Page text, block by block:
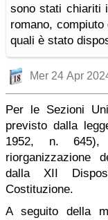
sono stati chiariti
romano,
quali è stato
Mer 24 Apr
Per le Sezioni
previsto dalla
1952, n.
riorganizzazione
dalla XII
Costituzione.
A seguito della